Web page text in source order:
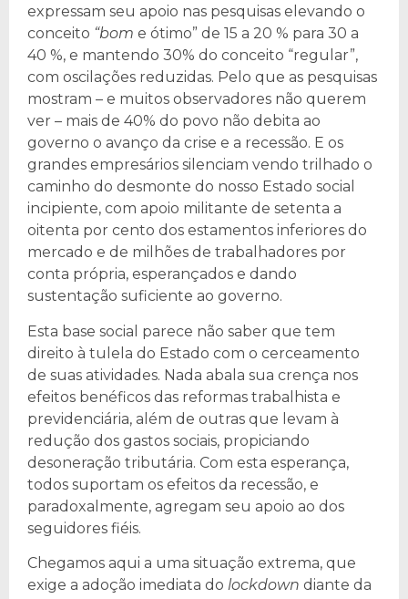
expressam seu apoio nas pesquisas elevando o
conceito “bom e ótimo” de 15 a 20 % para 30 a
40 %, e mantendo 30% do conceito “regular”,
com oscilações reduzidas. Pelo que as pesquisas
mostram – e muitos observadores não querem
ver – mais de 40% do povo não debita ao
governo o avanço da crise e a recessão. E os
grandes empresários silenciam vendo trilhado o
caminho do desmonte do nosso Estado social
incipiente, com apoio militante de setenta a
oitenta por cento dos estamentos inferiores do
mercado e de milhões de trabalhadores por
conta própria, esperançados e dando
sustentação suficiente ao governo.
Esta base social parece não saber que tem
direito à tulela do Estado com o cerceamento
de suas atividades. Nada abala sua crença nos
efeitos benéficos das reformas trabalhista e
previdenciária, além de outras que levam à
redução dos gastos sociais, propiciando
desoneração tributária. Com esta esperança,
todos suportam os efeitos da recessão, e
paradoxalmente, agregam seu apoio ao dos
seguidores fiéis.
Chegamos aqui a uma situação extrema, que
exige a adoção imediata do lockdown diante da